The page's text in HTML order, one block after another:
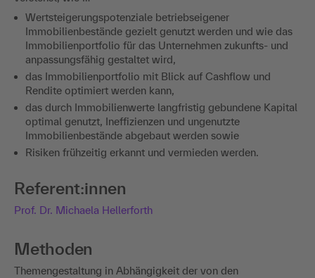
Wertsteigerungspotenziale betriebseigener
Immobilienbestände gezielt genutzt werden und wie das
Immobilienportfolio für das Unternehmen zukunfts- und
anpassungsfähig gestaltet wird,
das Immobilienportfolio mit Blick auf Cashflow und
Rendite optimiert werden kann,
das durch Immobilienwerte langfristig gebundene Kapital
optimal genutzt, Ineffizienzen und ungenutzte
Immobilienbestände abgebaut werden sowie
Risiken frühzeitig erkannt und vermieden werden.
Referent:innen
Prof. Dr. Michaela Hellerforth
Methoden
Themengestaltung in Abhängigkeit der von den